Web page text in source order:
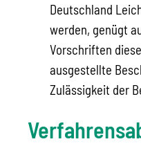
Deutschland
werden, genügt
Vorschriften
ausgestellte
Zulässigkeit der